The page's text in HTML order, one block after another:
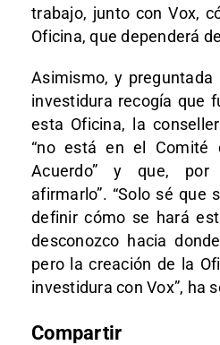
trabajo, junto con Vox,
Oficina, que dependerá
Asimismo, y
investidura recogía que
esta Oficina, la
“no está en el Comité
Acuerdo” y que, por
afirmarlo”. “Solo sé que
definir cómo se hará
desconozco hacia
pero la creación de la
investidura con Vox”, ha
Compartir